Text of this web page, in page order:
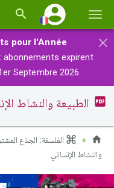
la×
pour l'Année
abonnements expirent
Septembre 2026.
الطبيعة والنشاط
الفلسفة: الجذع
والنشاط الإنساني